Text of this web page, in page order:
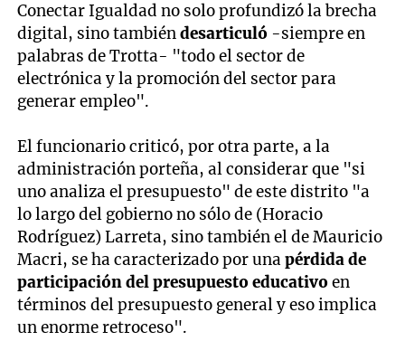
Conectar Igualdad no solo profundizó la brecha
digital, sino tambiéndesarticuló -siempre en
palabras de Trotta- "todo el sector de
electrónica y la promoción del sector para
generar empleo".
El funcionario criticó, por otra parte, a la
administración porteña, al considerar que "si
uno analiza el presupuesto" de este distrito "a
lo largo del gobierno no sólo de (Horacio
Rodríguez) Larreta, sino también el de Mauricio
Macri, se ha caracterizado por unapérdida de
participación del presupuesto educativoen
términos del presupuesto general y eso implica
un enorme retroceso".